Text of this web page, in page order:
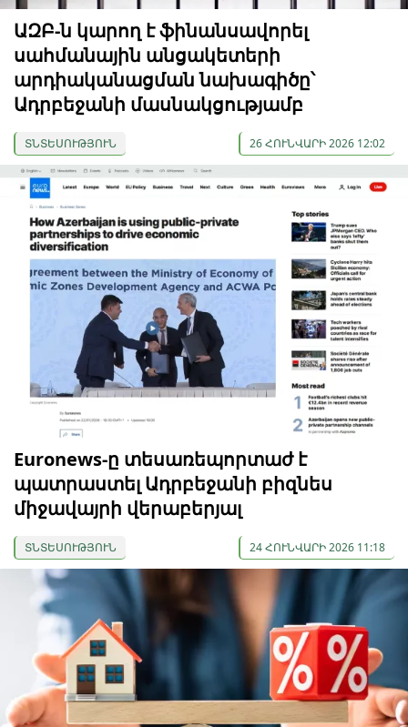
ԱԶԲ-ն կարող է ֆինանսավորել
սահմանային անցակետերի
արդիականացման նախագիծը՝
Ադրբեջանի մասնակցությամբ
ՏՆՏԵՍՈՒԹՅՈՒՆ 26 ՀՈՒՆՎԱՐԻ 2026 12:02
Euronews-ը տեսառեպորտաժ է
պատրաստել Ադրբեջանի բիզնես
միջավայրի վերաբերյալ
ՏՆՏԵՍՈՒԹՅՈՒՆ 24 ՀՈՒՆՎԱՐԻ 2026 11:18